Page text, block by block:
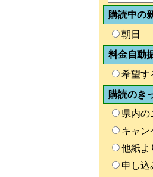
購読中の
朝日
料金自動
希望す
購読のき
県内の
キャン
他紙よ
申し込